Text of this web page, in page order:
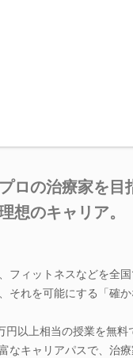
ロの治療家を
想のキャリア。
フィットネスなどを全
それを可能にする「確か
円以上相当の授業を無料
なキャリアパスで、治